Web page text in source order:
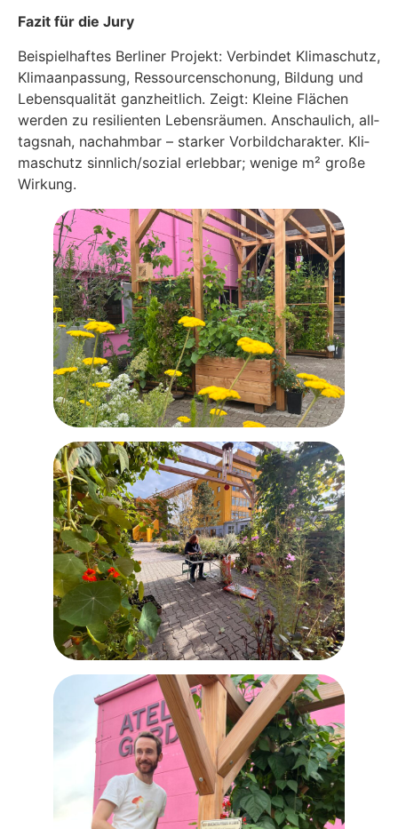
Fazit für die Jury
Bei­spiel­haf­tes Ber­li­ner Pro­jekt: Ver­bin­det Kli­ma­schutz,
Kli­ma­an­pas­sung, Res­sour­cen­scho­nung, Bil­dung und
Lebens­qua­li­tät ganz­heit­lich. Zeigt: Klei­ne Flä­chen
wer­den zu resi­li­en­ten Lebens­räu­men. Anschau­lich, all­
tags­nah, nach­ahm­bar – star­ker Vor­bild­cha­rak­ter. Kli­
ma­schutz sinnlich/sozial erleb­bar; weni­ge m² gro­ße
Wir­kung.